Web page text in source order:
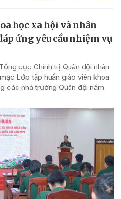
học xã hội và nhân
ứng yêu cầu nhiệm vụ
cục Chính trị Quân đội nhân
Lớp tập huấn giáo viên khoa
các nhà trường Quân đội năm